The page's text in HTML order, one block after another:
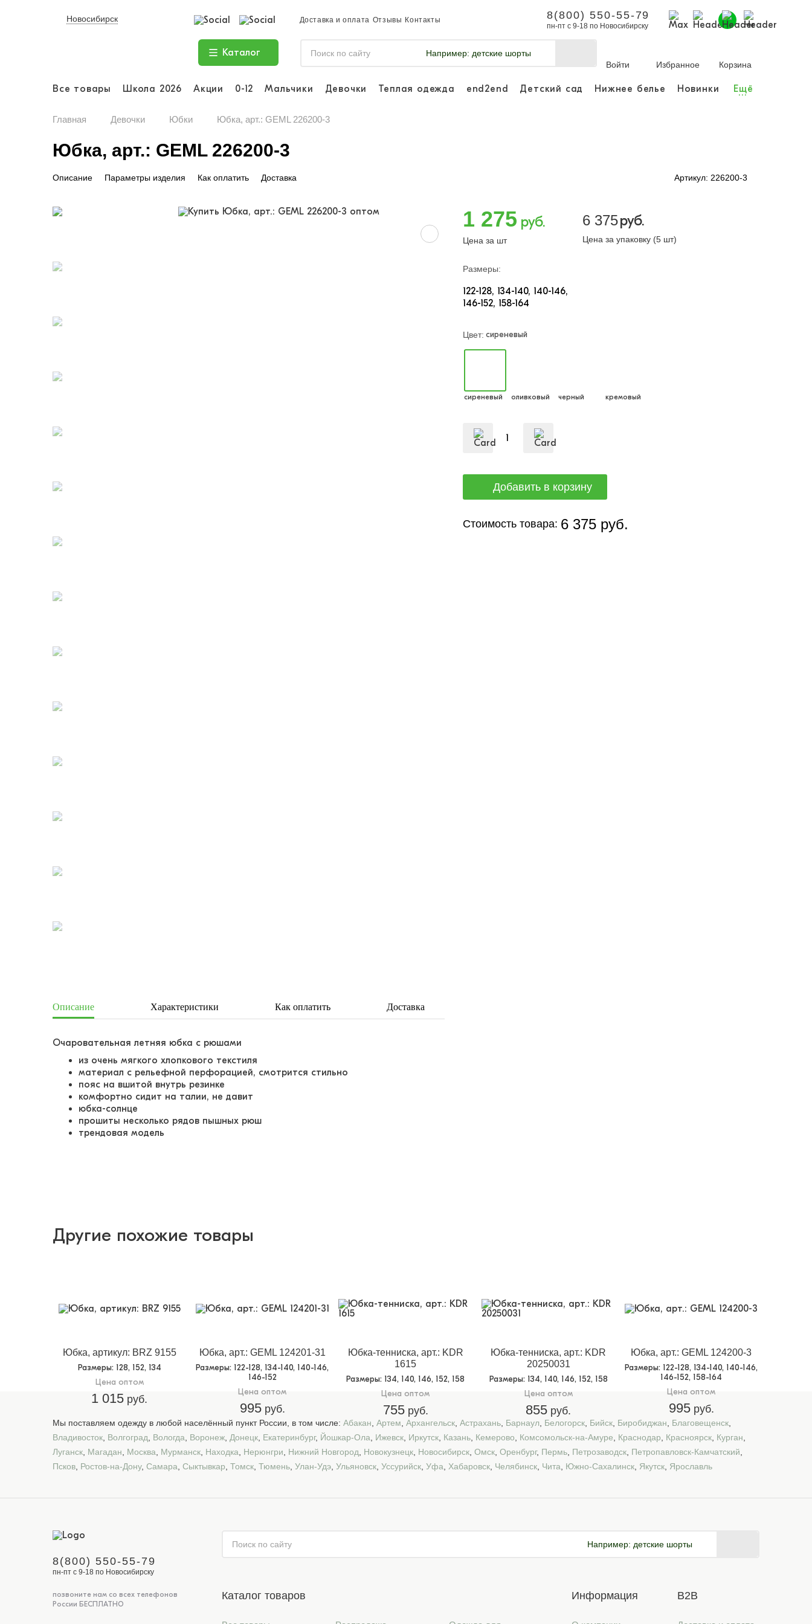
Новосибирск Доставка и оплата Отзывы Контакты 8(800) 550-55-79
пн-пт с 9-18 по Новосибирску
Каталог Например: детские шорты
Войти
Избранное Корзина
Все товары Школа 2026 Акции 0-12 Мальчики Девочки Теплая одежда end2end Детский сад Нижнее белье Новинки Ещё
...
Главная Девочки Юбки Юбка, арт.: GEML 226200-3
Юбка, арт.: GEML 226200-3
Описание Параметры изделия Как оплатить Доставка Артикул: 226200-3
1 275 руб.
Цена за шт
6 375руб.
Цена за упаковку (5 шт)
Размеры:
122-128 134-140 140-146
146-152 158-164
Цвет: сиреневый
сиреневый оливковый черный кремовый
Стоимость товара: 6 375 руб.
Описание Характеристики Как оплатить Доставка
Очаровательная летняя юбка с рюшами
из очень мягкого хлопкового текстиля
материал с рельефной перфорацией, смотрится стильно
пояс на вшитой внутрь резинке
комфортно сидит на талии, не давит
юбка-солнце
прошиты несколько рядов пышных рюш
трендовая модель
Другие похожие товары
Юбка, артикул: BRZ 9155
Размеры: 128, 152, 134
Цена оптом
1 015 руб.
Юбка, арт.: GEML 124201-31
Размеры: 122-128, 134-140, 140-146,
146-152
Цена оптом
995руб.
Юбка-тенниска, арт.: KDR
1615
Размеры: 134, 140, 146, 152, 158
Цена оптом
755руб.
Юбка-тенниска, арт.: KDR
20250031
Размеры: 134, 140, 146, 152, 158
Цена оптом
855 руб.
Юбка, арт.: GEML 124200-3
Размеры: 122-128, 134-140, 140-146,
146-152, 158-164
Цена оптом
995руб.
Мы поставляем одежду в любой населённый пункт России, в том числе: Абакан Артем Архангельск Астрахань Барнаул Белогорск Бийск Биробиджан Благовещенск
Владивосток Волгоград Вологда Воронеж Донецк Екатеринбург, Йошкар-Ола Ижевск Иркутск Казань Кемерово Комсомольск-на-Амуре Краснодар Красноярск Курган
Луганск Магадан Москва Мурманск Находка Нерюнгри Нижний Новгород Новокузнецк Новосибирск Омск Оренбург, Пермь Петрозаводск Петропавловск-Камчатский
Псков Ростов-на-Дону, Самара Сыктывкар Томск Тюмень Улан-Удэ Ульяновск Уссурийск Уфа Хабаровск Челябинск Чита Южно-Сахалинск Якутск Ярославль
8(800) 550-55-79
пн-пт с 9-18 по Новосибирску
позвоните нам со всех телефонов
России БЕСПЛАТНО
Например: детские шорты
Каталог товаров Информация B2B